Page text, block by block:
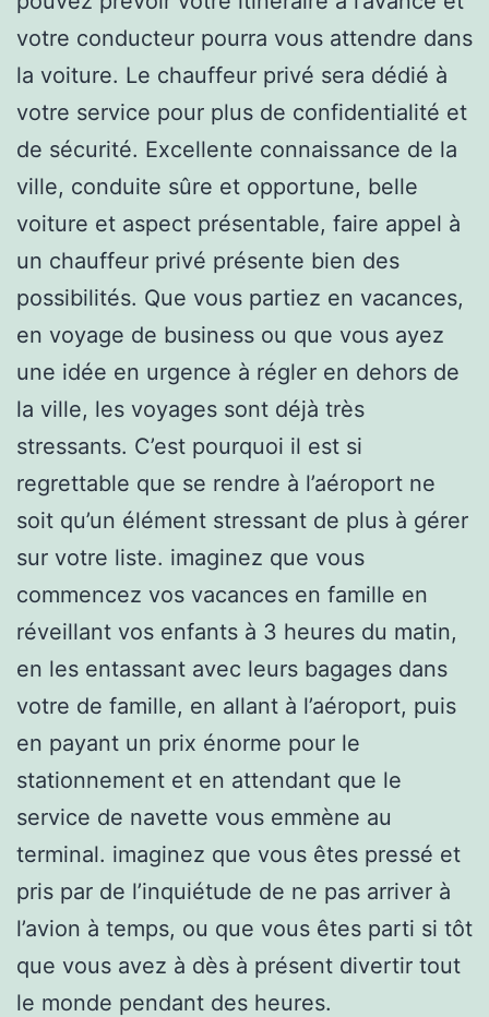
votre conducteur pourra vous attendre dans
la voiture. Le chauffeur privé sera dédié à
votre service pour plus de confidentialité et
de sécurité. Excellente connaissance de la
ville, conduite sûre et opportune, belle
voiture et aspect présentable, faire appel à
un chauffeur privé présente bien des
possibilités. Que vous partiez en vacances,
en voyage de business ou que vous ayez
une idée en urgence à régler en dehors de
la ville, les voyages sont déjà très
stressants. C’est pourquoi il est si
regrettable que se rendre à l’aéroport ne
soit qu’un élément stressant de plus à gérer
sur votre liste. imaginez que vous
commencez vos vacances en famille en
réveillant vos enfants à 3 heures du matin,
en les entassant avec leurs bagages dans
votre de famille, en allant à l’aéroport, puis
en payant un prix énorme pour le
stationnement et en attendant que le
service de navette vous emmène au
terminal. imaginez que vous êtes pressé et
pris par de l’inquiétude de ne pas arriver à
l’avion à temps, ou que vous êtes parti si tôt
que vous avez à dès à présent divertir tout
le monde pendant des heures.